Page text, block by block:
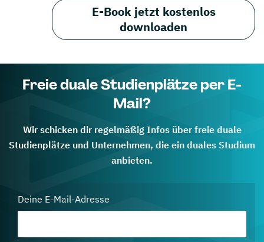
E-Book jetzt kostenlos
downloaden
Freie duale Studienplätze per E-
Mail?
Wir schicken dir regelmäßig Infos über freie duale
Studienplätze und Unternehmen, die ein duales Studium
anbieten.
Deine E-Mail-Adresse